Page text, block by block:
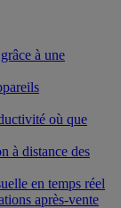
à une
où que
à distance des
en temps réel
après-vente